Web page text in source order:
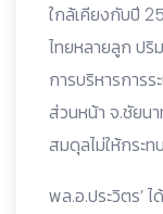
ใกล้เคียงกับปี
ไทยหลายลูก ป
การบริหารการร
ส่วนหน้า จ.ชัยน
สมดุลไม่ให้กระ
พล.อ.ประวิตร’